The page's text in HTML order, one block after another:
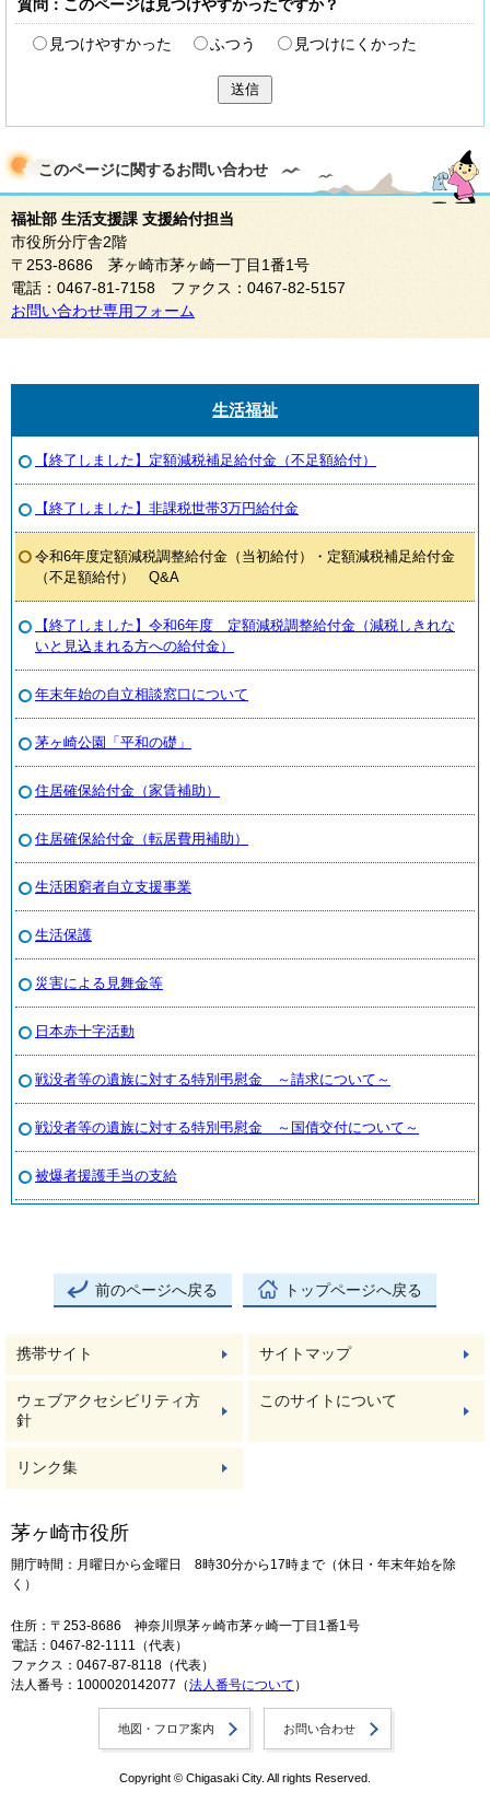
質問：このページは見つけやすかったですか？
見つけやすかった ふつう 見つけにくかった
送信
このページに関するお問い合わせ
福祉部 生活支援課 支援給付担当
市役所分庁舎2階
〒253-8686 茅ヶ崎市茅ヶ崎一丁目1番1号
電話：0467-81-7158 ファクス：0467-82-5157
お問い合わせ専用フォーム
生活福祉
【終了しました】定額減税補足給付金（不足額給付）
【終了しました】非課税世帯3万円給付金
令和6年度定額減税調整給付金（当初給付）・定額減税補足給付金
（不足額給付） Q&A
【終了しました】令和6年度 定額減税調整給付金（減税しきれな
いと見込まれる方への給付金）
年末年始の自立相談窓口について
茅ヶ崎公園「平和の礎」
住居確保給付金（家賃補助）
住居確保給付金（転居費用補助）
生活困窮者自立支援事業
生活保護
災害による見舞金等
日本赤十字活動
戦没者等の遺族に対する特別弔慰金 ～請求について～
戦没者等の遺族に対する特別弔慰金 ～国債交付について～
被爆者援護手当の支給
前のページへ戻る トップページへ戻る
携帯サイト サイトマップ
ウェブアクセシビリティ方
針
このサイトについて
リンク集
茅ヶ崎市役所
開庁時間：月曜日から金曜日 8時30分から17時まで（休日・年末年始を除
く）
住所：〒253-8686 神奈川県茅ヶ崎市茅ヶ崎一丁目1番1号
電話：0467-82-1111（代表）
ファクス：0467-87-8118（代表）
法人番号：1000020142077（法人番号について ）
地図・フロア案内 お問い合わせ
Copyright © Chigasaki City. All rights Reserved.